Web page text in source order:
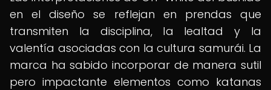
en el diseño se reflejan en prendas que
transmiten la disciplina, la lealtad y la
valentía asociadas con la cultura samurái. La
marca ha sabido incorporar de manera sutil
pero impactante elementos como katanas